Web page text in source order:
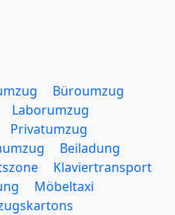
Büroumzug
Laborumzug
Privatumzug
Beiladung
Klaviertransport
Möbeltaxi